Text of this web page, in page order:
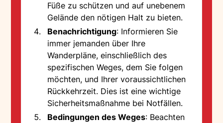
Füße zu schützen und auf unebenem
Gelände den nötigen Halt zu bieten.
Benachrichtigung: Informieren Sie
immer jemanden über Ihre
Wanderpläne, einschließlich des
spezifischen Weges, dem Sie folgen
möchten, und Ihrer voraussichtlichen
Rückkehrzeit. Dies ist eine wichtige
Sicherheitsmaßnahme bei Notfällen.
Bedingungen des Weges: Beachten